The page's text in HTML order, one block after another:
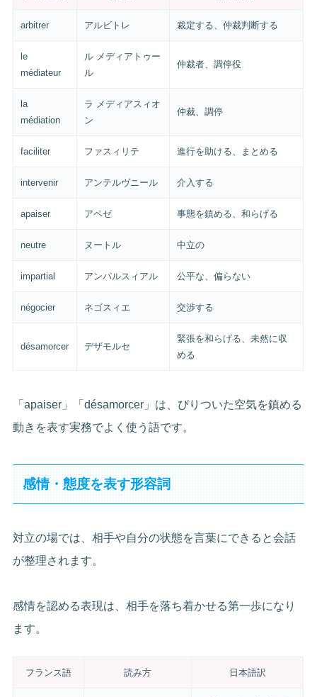
arbitrer アルビトレ 裁定する、仲裁判断する
le
médiateur
ル メディアトゥー
ル
仲裁者、調停役
la
médiation
ラ メディアスィオ
ン
仲裁、調停
faciliter ファスィリテ 進行を助ける、まとめる
intervenir アンテルヴニール 介入する
apaiser アペゼ 事態を鎮める、和らげる
neutre ヌートル 中立の
impartial アンパルスィアル 公平な、偏らない
négocier ネゴスィエ 交渉する
désamorcer デザモルセ
緊張を和らげる、未然に収
める
「apaiser」「désamorcer」は、ぴりついた空気を鎮める
動きを表す実務でよく使う語です。
感情・態度を表す形容詞
対立の場では、相手や自分の状態を言葉にできると会話
が整理されます。
感情を認める表現は、相手を落ち着かせる第一歩になり
ます。
フランス語 読み方 日本語訳